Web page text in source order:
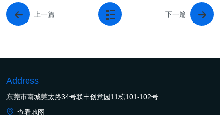
上一篇 下一篇
Address
东莞市南城莞太路34号联丰创意园11栋101-102号
查看地图